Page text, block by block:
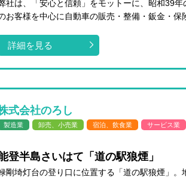
社は、「安心と信頼」をモットーに、昭和39
お客様を中心に自動車の販売・整備・鈑金・保
詳細を見る
式会社のろし
製造業 卸売、小売業 宿泊、飲食業 サービス業
登半島さいはて「道の駅狼煙」
剛埼灯台の登り口に位置する「道の駅狼煙」。